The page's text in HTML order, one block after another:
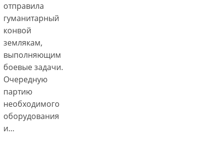
отправила
гуманитарный
конвой
землякам,
выполняющим
боевые задачи.
Очередную
партию
необходимого
оборудования
и…